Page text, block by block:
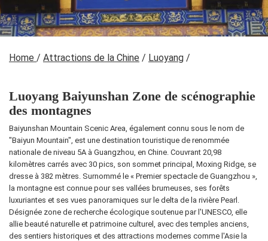
Home / Attractions de la Chine / Luoyang /
Luoyang Baiyunshan Zone de scénographie
des montagnes
Baiyunshan Mountain Scenic Area, également connu sous le nom de
"Baiyun Mountain", est une destination touristique de renommée
nationale de niveau 5A à Guangzhou, en Chine. Couvrant 20,98
kilomètres carrés avec 30 pics, son sommet principal, Moxing Ridge, se
dresse à 382 mètres. Surnommé le « Premier spectacle de Guangzhou »,
la montagne est connue pour ses vallées brumeuses, ses forêts
luxuriantes et ses vues panoramiques sur le delta de la rivière Pearl.
Désignée zone de recherche écologique soutenue par l'UNESCO, elle
allie beauté naturelle et patrimoine culturel, avec des temples anciens,
des sentiers historiques et des attractions modernes comme l'Asie la